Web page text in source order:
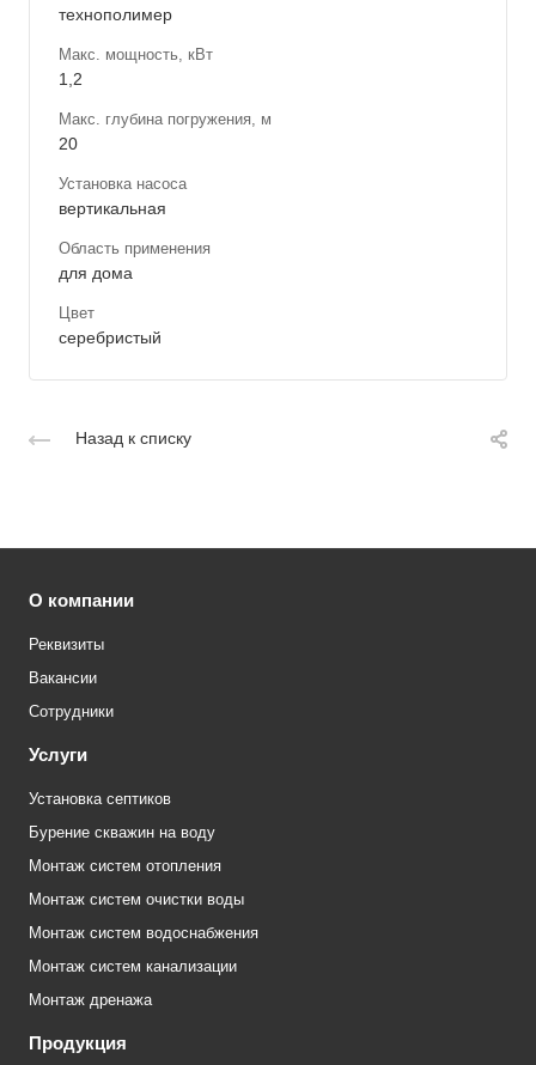
технополимер
Макс. мощность, кВт
1,2
Макс. глубина погружения, м
20
Установка насоса
вертикальная
Область применения
для дома
Цвет
серебристый
Назад к списку
О компании
Реквизиты
Вакансии
Сотрудники
Услуги
Установка септиков
Бурение скважин на воду
Монтаж систем отопления
Монтаж систем очистки воды
Монтаж систем водоснабжения
Монтаж систем канализации
Монтаж дренажа
Продукция